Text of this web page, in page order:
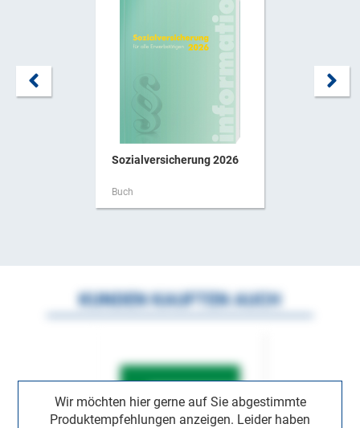
Sozialversicherung 2026
Buch
Wir möchten hier gerne auf Sie abgestimmte
Produktempfehlungen anzeigen. Leider haben
KUNDEN KAUFTEN AUCH